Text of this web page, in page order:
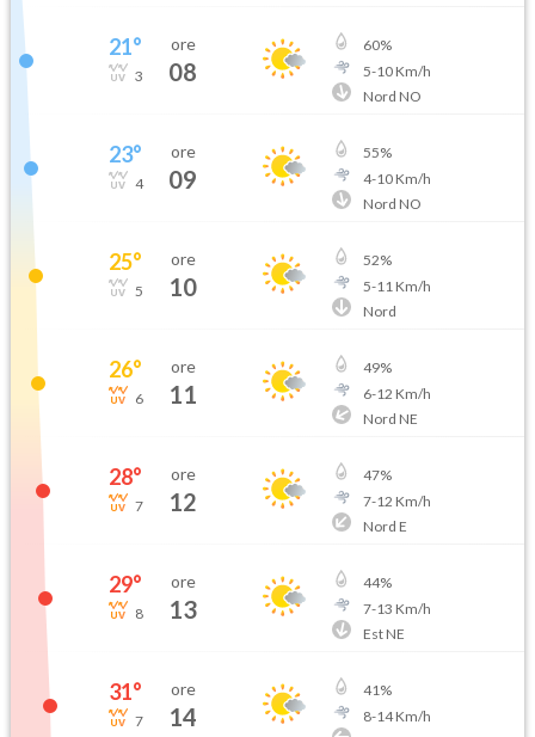
21°
3
ore
08
60%
5-10Km/h
Nord NO
23°
4
ore
09
55%
4-10Km/h
Nord NO
25°
5
ore
10
52%
5-11 Km/h
Nord
26°
6
ore
11
49%
6-12 Km/h
Nord NE
28°
7
ore
12
47%
7-12 Km/h
Nord E
29°
8
ore
13
44%
7-13 Km/h
Est NE
31°
7
ore
14
41%
8-14Km/h